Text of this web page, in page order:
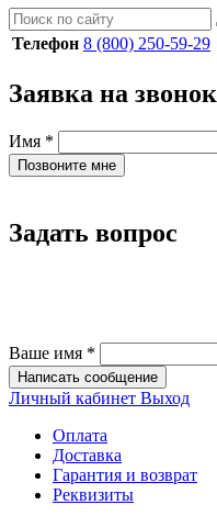
Телефон 8 (800) 250-59-29
Заявка на звонок
Имя *
Позвоните мне
Задать вопрос
Ваше имя *
Написать сообщение
Личный кабинет Выход
Оплата
Доставка
Гарантия и возврат
Реквизиты